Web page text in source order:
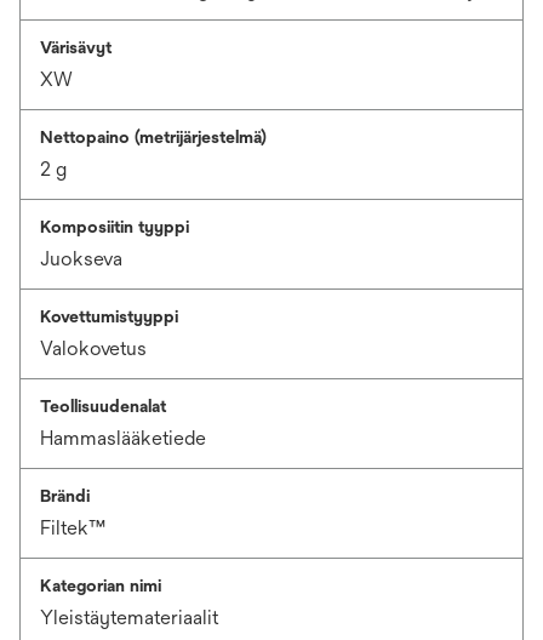
Värisävyt
XW
Nettopaino (metrijärjestelmä)
2 g
Komposiitin tyyppi
Juokseva
Kovettumistyyppi
Valokovetus
Teollisuudenalat
Hammaslääketiede
Brändi
Filtek™
Kategorian nimi
Yleistäytemateriaalit